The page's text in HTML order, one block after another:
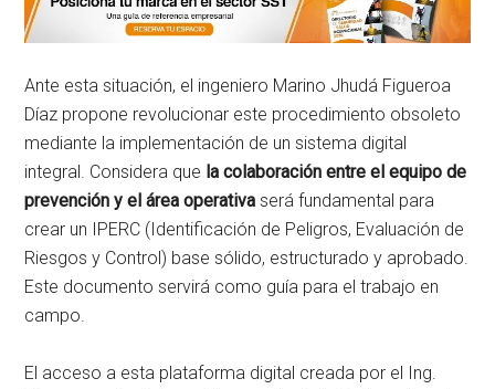
Ante esta situación, el ingeniero Marino Jhudá Figueroa
Díaz propone revolucionar este procedimiento obsoleto
mediante la implementación de un sistema digital
integral. Considera que la colaboración entre el equipo de
prevención y el área operativa será fundamental para
crear un IPERC (Identificación de Peligros, Evaluación de
Riesgos y Control) base sólido, estructurado y aprobado.
Este documento servirá como guía para el trabajo en
campo.
El acceso a esta plataforma digital creada por el Ing.